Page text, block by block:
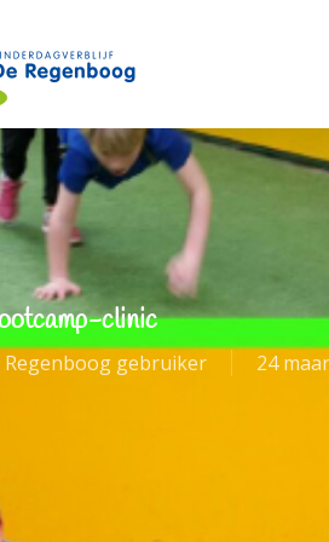
clinic
Regenboog gebruiker 24